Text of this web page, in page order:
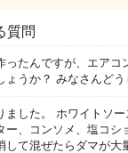
質問
ったんですが、エアコ
ょうか？ みなさんどう
ました。 ホワイトソ
ー、コンソメ、塩コシ
して混ぜたらダマが